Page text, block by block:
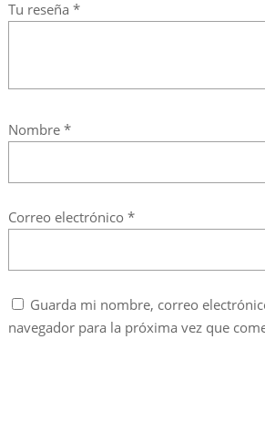
Tu reseña *
Nombre *
Correo electrónico *
Guarda mi nombre, correo
navegador para la próxima vez que